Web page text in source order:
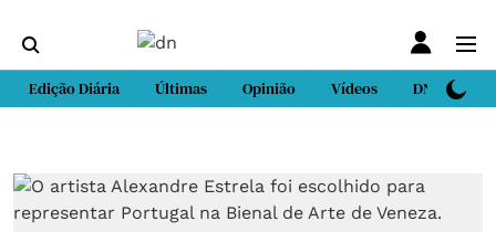
Edição Diária Últimas Opinião Vídeos DN Sport